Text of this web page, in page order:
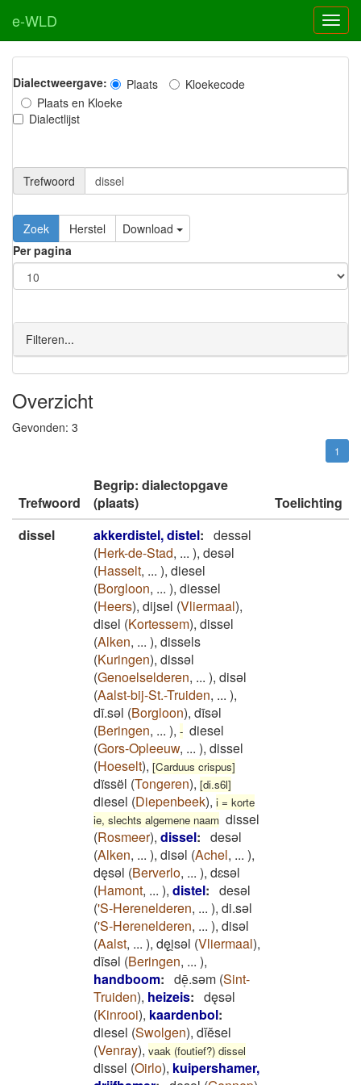
e-WLD
Dialectweergave: Plaats
Kloekecode
Plaats en Kloeke
Dialectlijst
Trefwoord
Download
Per pagina
Filteren...
Overzicht
Gevonden: 3
1
Trefwoord
Begrip: dialectopgave
(plaats)
Toelichting
dissel
akkerdistel, distel: dessəl
(Herk-de-Stad, ... ), desəl
(Hasselt, ... ), diesel
(Borgloon, ... ), diessel
(Heers), dijsel (Vliermaal),
disel (Kortessem), dissel
(Alken, ... ), dissels
(Kuringen), dissəl
(Genoelselderen, ... ), disəl
(Aalst-bij-St.-Truiden, ... ),
dī.səl (Borgloon), dīsəl
(Beringen, ... ), - diesel
(Gors-Opleeuw, ... ), dissel
(Hoeselt), [Carduus crispus]
dïssël (Tongeren), [di.s6l]
diesel (Diepenbeek), i = korte
ie, slechts algemene naam dissel
(Rosmeer), dissel: desǝl
(Alken, ... ), disǝl (Achel, ... ),
dęsǝl (Berverlo, ... ), dɛsǝl
(Hamont, ... ), distel: desǝl
('S-Herenelderen, ... ), di.sǝl
('S-Herenelderen, ... ), disǝl
(Aalst, ... ), dęi̯sǝl (Vliermaal),
dīsǝl (Beringen, ... ),
handboom: dē̜.sǝm (Sint-
Truiden), heizeis: dęsǝl
(Kinrooi), kaardenbol:
diesel (Swolgen), dĭĕsel
(Venray), vaak (foutief?) dissel
dissel (Oirlo), kuipershamer,